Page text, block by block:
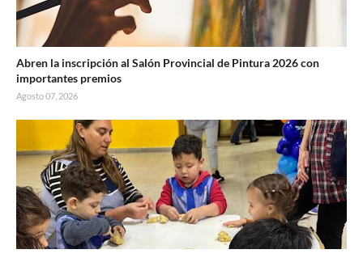
Abren la inscripción al Salón Provincial de Pintura 2026 con
importantes premios
Agosto 07, 2026